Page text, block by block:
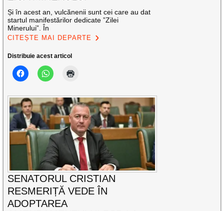
Și în acest an, vulcănenii sunt cei care au dat
startul manifestărilor dedicate ”Zilei
Minerului”. În
CITEȘTE MAI DEPARTE
Distribuie acest articol
SENATORUL CRISTIAN
RESMERIȚĂ VEDE ÎN
ADOPTAREA